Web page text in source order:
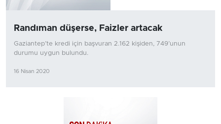
Randıman düşerse, Faizler artacak
Gaziantep’te kredi için başvuran 2.162 kişiden, 749’unun
durumu uygun bulundu.
16 Nisan 2020